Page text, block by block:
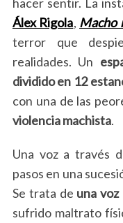
Álex Rigola, Macho
terror que
realidades. Un
dividido en 12
con una de las
violencia machista.
Una voz a través
pasos en una
Se trata de una
sufrido maltrato